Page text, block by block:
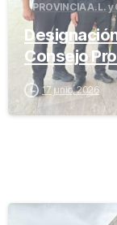
PROVINCIA A.L. y
Consejo
17 junio, 2026